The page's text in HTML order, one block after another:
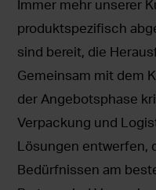
Immer mehr unserer
produktspezifisch
sind bereit, die
Gemeinsam mit dem
der Angebotsphase
Verpackung und
Lösungen entwerfen,
Bedürfnissen am